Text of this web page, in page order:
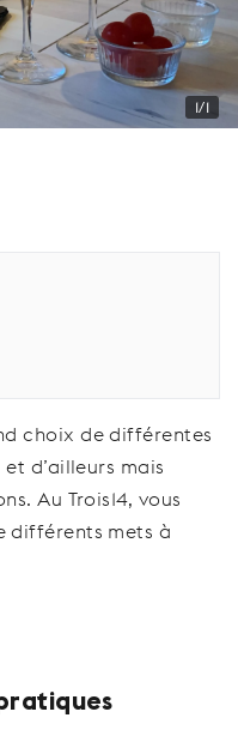
1/1
choix de différentes
d’ailleurs mais
Au Trois14, vous
différents mets à